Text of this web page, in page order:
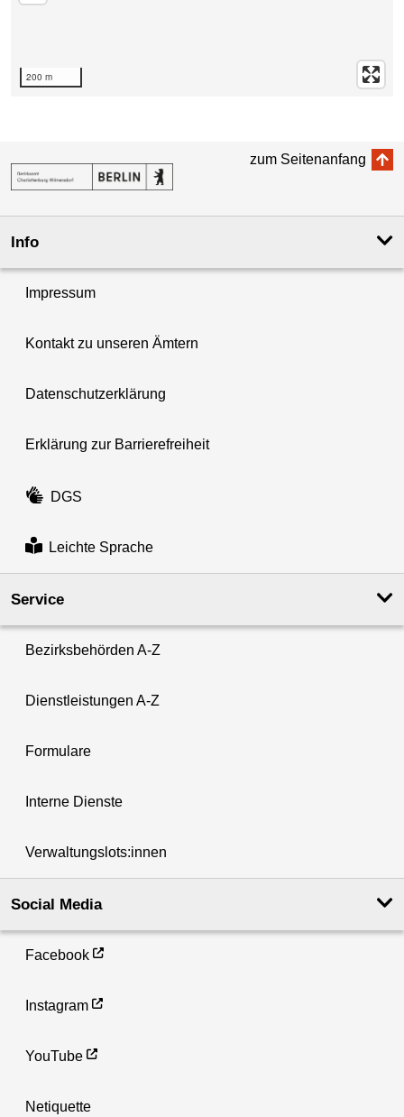
200 m
zum Seitenanfang
Info
Impressum
Kontakt zu unseren Ämtern
Datenschutzerklärung
Erklärung zur Barrierefreiheit
DGS
Leichte Sprache
Service
Bezirksbehörden A-Z
Dienstleistungen A-Z
Formulare
Interne Dienste
Verwaltungslots:innen
Social Media
Facebook
Instagram
YouTube
Netiquette